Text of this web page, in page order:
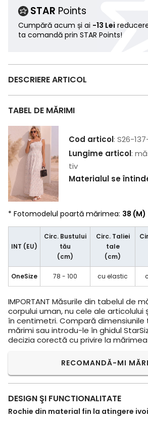
STAR Points
Cumpără acum și ai -13 Lei
ta comandă prin STAR Points!
DESCRIERE ARTICOL
TABEL DE MĂRIMI
Cod articol: S26-
Lungime articol:
tiv
Materialul se
* Fotomodelul poartă mărimea: 38 (M)
INT (EU)
Circ. Bustului
tău
(cm)
Circ. Taliei
tale
(cm)
OneSize 78 - 100 cu elastic
IMPORTANT Măsurile din tabelul de
corpului uman, nu cele ale articolului
în centimetri. Compară
mărimi sau introdu-le în ghidul
decizia corectă cu privire la
RECOMANDĂ-MI
DESIGN ŞI FUNCTIONALITATE
Rochie din material fin la atingere